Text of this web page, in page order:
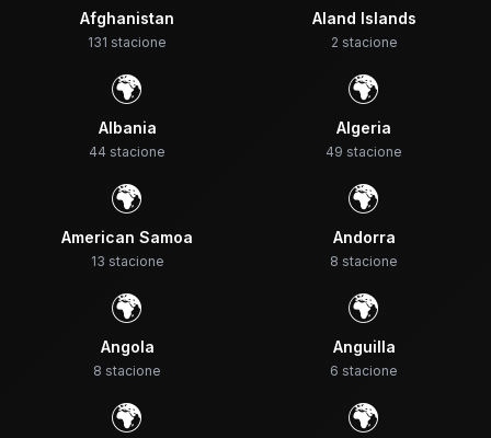
Afghanistan
131 stacione
Aland Islands
2 stacione
🌍
Albania
44 stacione
🌍
Algeria
49 stacione
🌍
American Samoa
13 stacione
🌍
Andorra
8 stacione
🌍
Angola
8 stacione
🌍
Anguilla
6 stacione
🌍 🌍